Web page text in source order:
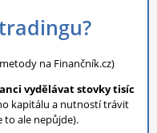
na Finančník.cz)
vydělávat stovky tisíc
kapitálu a nutností trávit
to ale nepůjde).